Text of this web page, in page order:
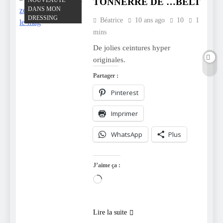
DANS MON
DRESSING
Béatrice 10 ans ago 10
1
mins
De jolies ceintures hyper
originales.
Partager :
Pinterest
Imprimer
WhatsApp Plus
J’aime ça :
Chargement…
Lire la suite